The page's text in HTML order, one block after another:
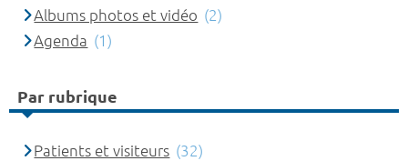
Albums photos et vidéo (2)
Agenda (1)
Par rubrique
Patients et visiteurs (32)